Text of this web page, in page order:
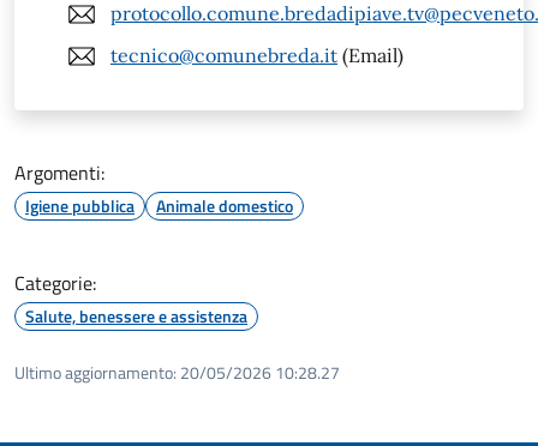
tecnico@comunebreda.it (Email)
Argomenti:
Igiene pubblica Animale domestico
Categorie:
Salute, benessere e assistenza
Ultimo aggiornamento: 20/05/2026 10:28.27